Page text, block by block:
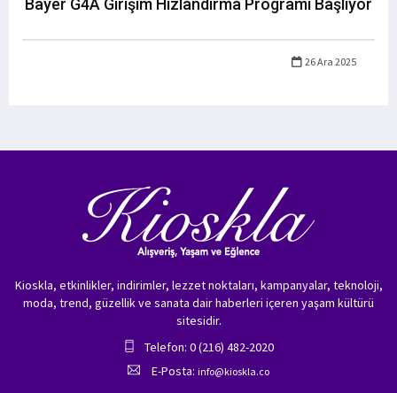
Bayer G4A Girişim Hızlandırma Programı Başlıyor
26 Ara 2025
Kioskla, etkinlikler, indirimler, lezzet noktaları, kampanyalar, teknoloji,
moda, trend, güzellik ve sanata dair haberleri içeren yaşam kültürü
sitesidir.
Telefon: 0 (216) 482-2020
E-Posta: info@kioskla.co